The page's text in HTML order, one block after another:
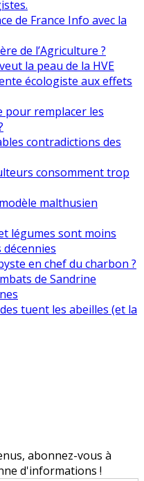
de France Info avec la
de l’Agriculture ?
la peau de la HVE
écologiste aux effets
pour remplacer les
contradictions des
consomment trop
malthusien
légumes sont moins
en chef du charbon ?
de Sandrine
tuent les abeilles (et la
abonnez-vous à
d'informations !